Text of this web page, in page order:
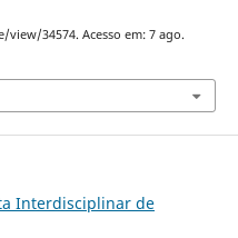
34574. Acesso em: 7 ago.
Interdisciplinar de